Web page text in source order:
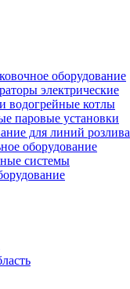
оборудование
электрические
водогрейные котлы
паровые установки
для линий розлива
оборудование
системы